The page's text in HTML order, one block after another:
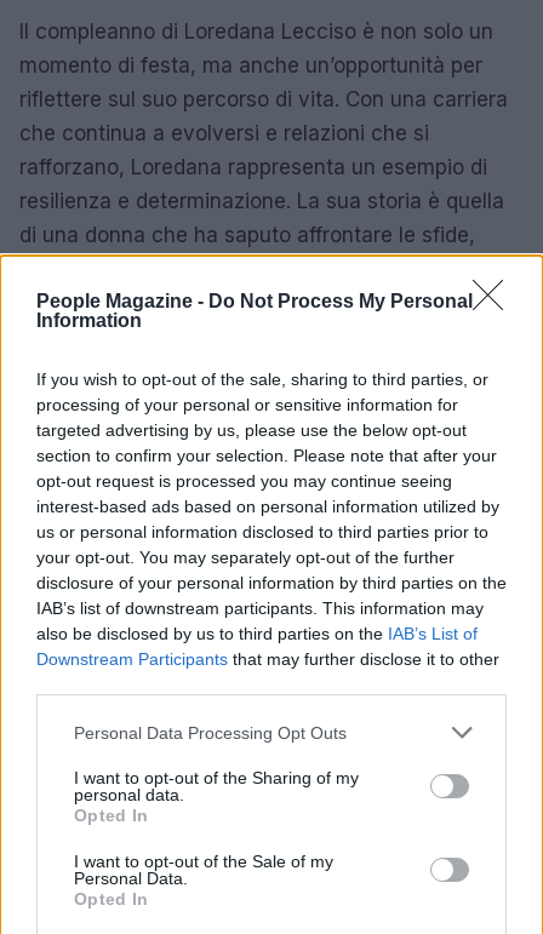
People Magazine - Do Not Process My Personal
Information
If you wish to opt-out of the sale, sharing to third parties, or
processing of your personal or sensitive information for
targeted advertising by us, please use the below opt-out
section to confirm your selection. Please note that after your
opt-out request is processed you may continue seeing
interest-based ads based on personal information utilized by
us or personal information disclosed to third parties prior to
your opt-out. You may separately opt-out of the further
disclosure of your personal information by third parties on the
IAB’s list of downstream participants. This information may
also be disclosed by us to third parties on the IAB’s List of
Downstream Participants that may further disclose it to other
Please note that this website/app uses one or more Google
not limited to your visit or usage behaviour. You may click to
grant or deny consent to Google and its third-party tags to
use your data for below specified purposes in below Google
consent section.
Personal Data Processing Opt Outs
I want to opt-out of the Sharing of my
personal data.
Opted In
I want to opt-out of the Sale of my
Personal Data.
Opted In
Il compleanno di Loredana Lecciso è non solo un
momento di festa, ma anche un’opportunità per
riflettere sul suo percorso di vita. Con una carriera
che continua a evolversi e relazioni che si
rafforzano, Loredana rappresenta un esempio di
resilienza e determinazione. La sua storia è quella
di una donna che ha saputo affrontare le sfide,
per se stessa e per gli altri. Che lezione possiamo
Guardando al futuro, Loredana sembra pronta a
continuare a scrivere il suo percorso, consapevole
che ogni anno porta con sé nuove opportunità e
nuove esperienze. Con la sua saggezza e il suo
spirito intraprendente, possiamo aspettarci di
vederla brillare ancora in vari ambiti, rimanendo
sempre fedele alla sua essenza. Non vediamo l’ora
di scoprire cosa ci riserverà il suo futuro!
AUTORE